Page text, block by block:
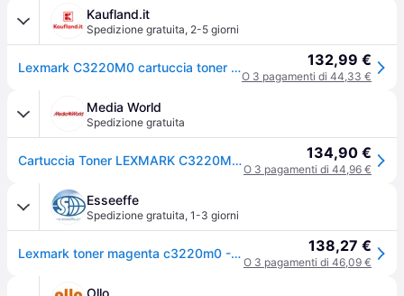
Kaufland.it
Spedizione gratuita, 2-5 giorni
Lexmark C3220M0 cartuccia toner 1 pz Originale Magenta 132,99 €
O 3 pagamenti di 44,33 €
Media World
Spedizione gratuita
Cartuccia Toner LEXMARK C3220M0 Magenta 134,90 €
O 3 pagamenti di 44,96 €
Esseeffe
Spedizione gratuita, 1-3 giorni
Lexmark toner magenta c3220m0 - 1500 pag 138,27 €
O 3 pagamenti di 46,09 €
Ollo